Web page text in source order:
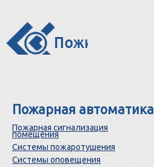
Пожарная автоматика
Пожарная сигнализация
помещения
Системы пожаротушения
Системы оповещения